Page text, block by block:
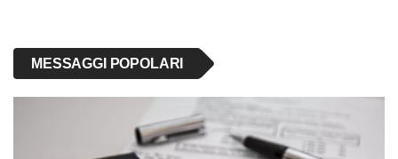
MESSAGGI POPOLARI